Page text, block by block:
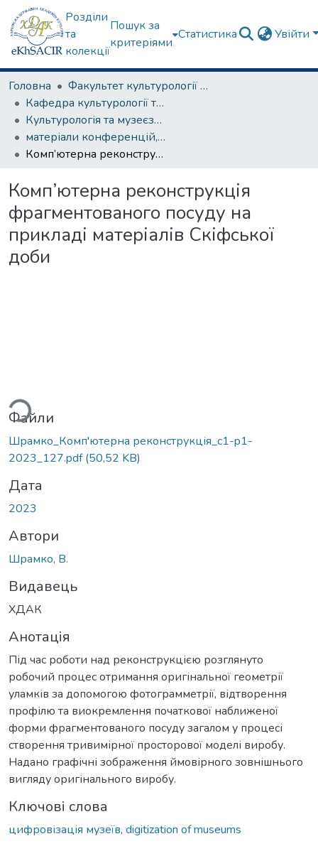
Розділи
та
колекції
Пошук за
критеріями
Статистика Увійти
Головна
Факультет культурології та соціальних комунікацій
Кафедра культурології та музеєзнавства
Культурологія та музеєзнавство
матеріали конференцій, семінарів, круглих столів та ін.
Комп’ютерна реконструкція фрагментованого посуду на прикладі матеріалів Скіфської доби
Комп’ютерна реконструкція
фрагментованого посуду на
прикладі матеріалів Скіфської
доби
Файли
Шрамко_Комп'ютерна реконструкція_c1-p1-
2023_127.pdf(50,52 KB)
Дата
2023
Автори
Шрамко, В.
Видавець
ХДАК
Анотація
Під час роботи над реконструкцією розглянуто
робочий процес отримання оригінальної геометрії
уламків за допомогою фотограмметрії, відтворення
профілю та виокремлення початкової наближеної
форми фрагментованого посуду загалом у процесі
створення тривимірної просторової моделі виробу.
Надано графічні зображення ймовірного зовнішнього
вигляду оригінального виробу.
Ключові слова
цифровізація музеїв, digitization of museums